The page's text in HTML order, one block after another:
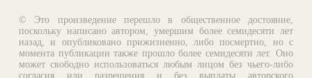
© Это произведение перешло в общественное достояние,
поскольку написано автором, умершим более семидесяти лет
назад, и опубликовано прижизненно, либо посмертно, но с
момента публикации также прошло более семидесяти лет. Оно
может свободно использоваться любым лицом без чьего-либо
согласия или разрешения и без выплаты авторского